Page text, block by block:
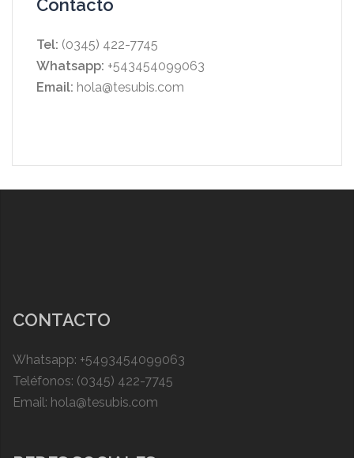
Contacto
Tel: (0345) 422-7745
Whatsapp: +543454099063
Email: hola@tesubis.com
CONTACTO
Whatsapp: +5493454099063
Teléfonos: (0345) 422-7745
Email: hola@tesubis.com